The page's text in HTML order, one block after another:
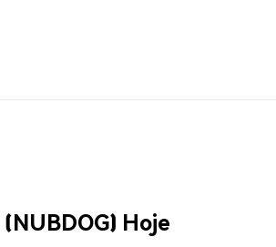
Hoje